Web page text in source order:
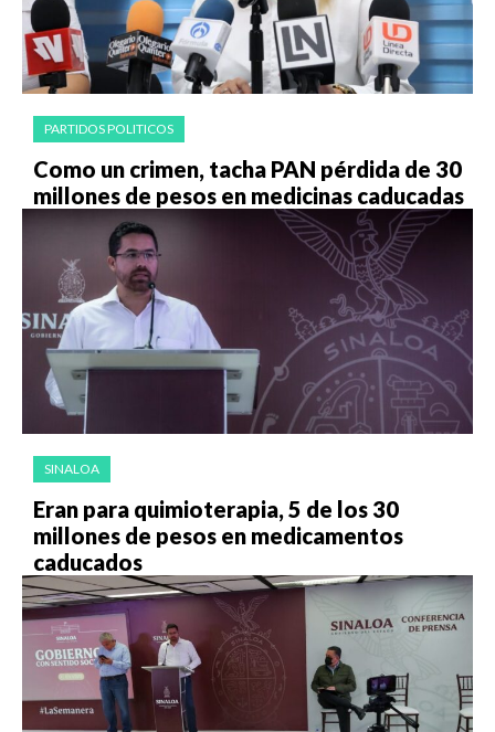
PARTIDOS POLITICOS
Como un crimen, tacha PAN pérdida de 30
millones de pesos en medicinas caducadas
SINALOA
Eran para quimioterapia, 5 de los 30
millones de pesos en medicamentos
caducados